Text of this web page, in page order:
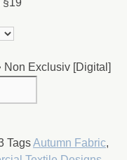
§19
Non Exclusiv [Digital]
TagsAutumn Fabric,